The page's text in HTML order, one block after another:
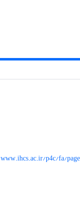
www.ihcs.ac.ir/p4c/fa/page/